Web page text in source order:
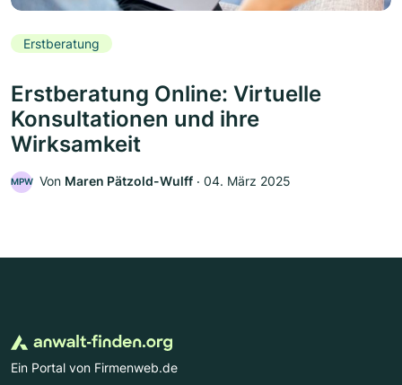
Erstberatung
Erstberatung Online: Virtuelle
Konsultationen und ihre
Wirksamkeit
MPW Von Maren Pätzold-Wulff ‧ 04. März 2025
Ein Portal von Firmenweb.de